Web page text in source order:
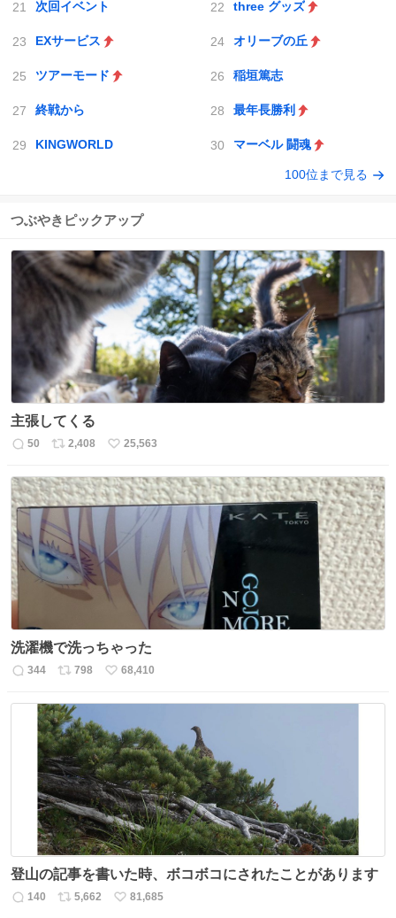
次回イベント three グッズ
EXサービス オリーブの丘
ツアーモード 稲垣篤志
終戦から 最年長勝利
KINGWORLD マーベル 闘魂
100位まで見る
つぶやきピックアップ
主張してくる
返
数
50
リ
ス
ト
数
2,408
い
ね
数
25,563
洗濯機で洗っちゃった
返
344
リ
ス
ト
数
798
い
数
68,410
登山の記事を書いた時、ボコボコにされたことがあります
返
140
リ
5,662
い
81,685